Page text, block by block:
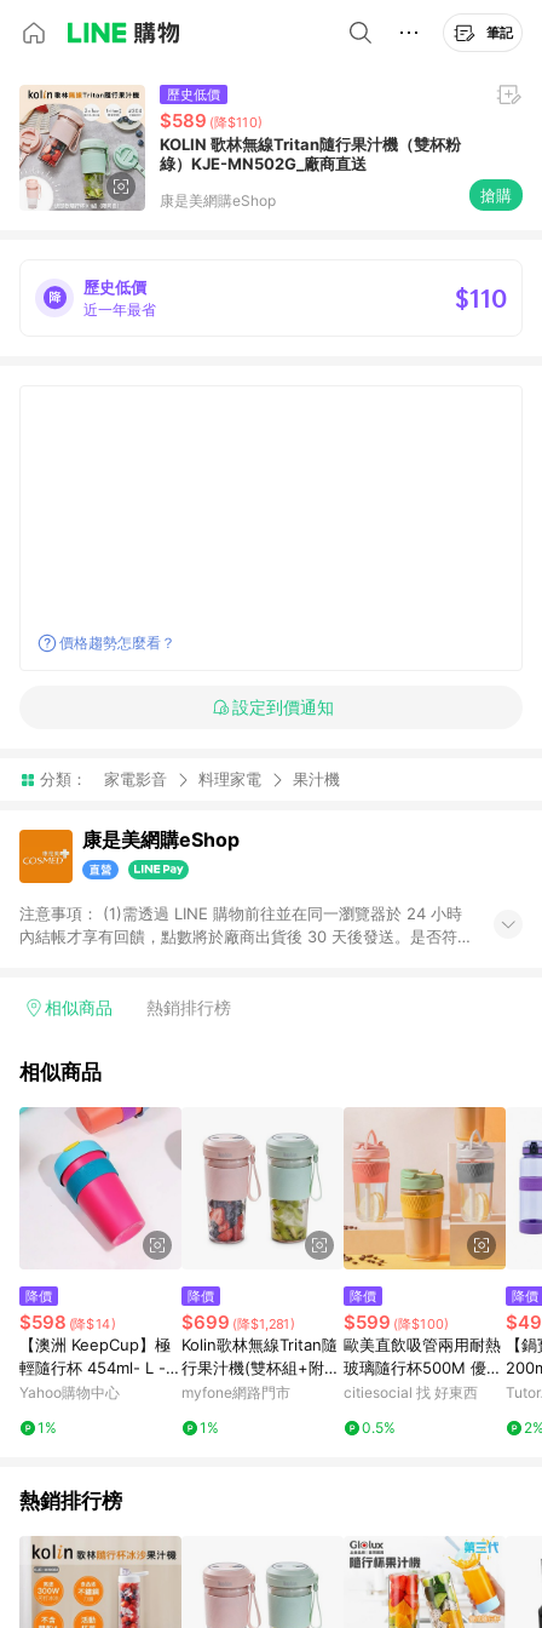
筆記
歷史低價
$589 (降$110)
KOLIN 歌林無線Tritan隨行果汁機（雙杯粉
綠）KJE-MN502G_廠商直送
康是美網購eShop 搶購
歷史低價
近一年最省 $110
價格趨勢怎麼看？
設定到價通知
分類： 家電影音 料理家電 果汁機
康是美網購eShop
注意事項：​ (1)需透過 LINE 購物前往並在同一瀏覽器於 24 小時
內結帳才享有回饋，點數將於廠商出貨後 30 天後發送。​是否符
黃金鑽飾/精品相關/3C數位(含周邊)/家電視聽/運動戶外/母嬰用
饋%」，將於訂單成立後由「LINE購物通知」之官方帳號訊息通
依LINE購物網站訂單成立通知為準。​​ (5)LINE購物設有「單一商
品最高回饋點數」機制 (部分時段開放「回饋無上限」)，以同一
訂單中同一商品不論件數計算，請依訂單成立當下LINE購物的回
饋機制為準。
相似商品 熱銷排行榜
相似商品
降價
$598 (降$14)
【澳洲 KeepCup】極
輕隨行杯 454ml- L -
派對
Yahoo購物中心
1%
降價
$699 (降$1,281)
Kolin歌林無線Tritan隨
行果汁機(雙杯組+附杯
蓋) KJE-MN502P/G粉
myfone網路門市
1%
降價
$599 (降$100)
歐美直飲吸管兩用耐熱
玻璃隨行杯500M 優雅
紫
citiesocial 找 好東西
0.5%
降價
【
粉、
熱銷排行榜